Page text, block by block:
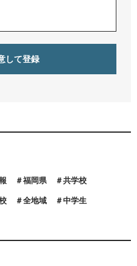
福岡県 共学校
全地域 中学生